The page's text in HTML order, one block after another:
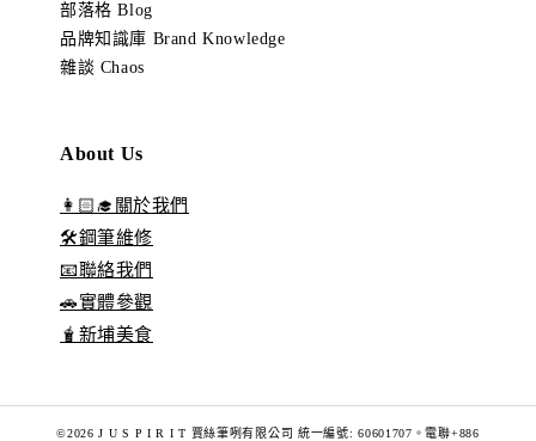
部落格 Blog
品牌知識庫 Brand Knowledge
雜談 Chaos
About Us
👩🏻‍🎓關於我們
🛠️鋼筆維修
📧聯絡我們
🚗實體參觀
🧋新埔美食
©2026 J U S P I R I T 賈絲筆咧有限公司 統一編號: 60601707。電聯+886